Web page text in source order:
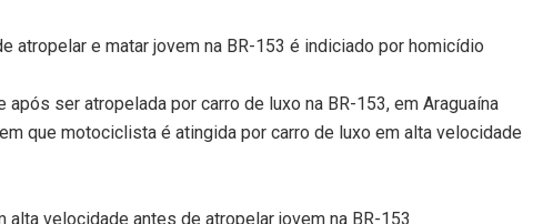
atropelar e matar jovem na BR-153 é indiciado por homicídio
ser atropelada por carro de luxo na BR-153, em Araguaína
que motociclista é atingida por carro de luxo em alta velocidade
alta velocidade antes de atropelar jovem na BR-153